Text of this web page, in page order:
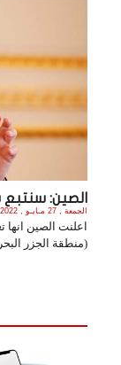
الصين:
الجمعة , 27 مـايـو , 2022 الساعة 6:38:31 PM
اعلنت الصين
(منطقة الجزر